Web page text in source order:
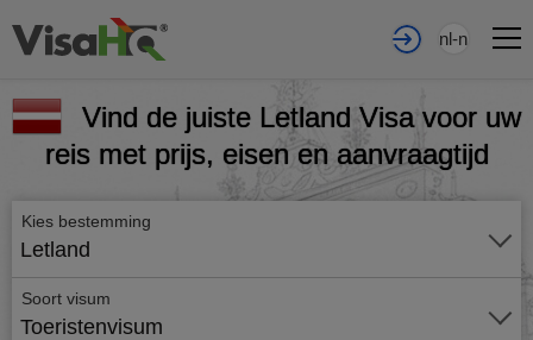
nl-nl
Vind de juiste Letland Visa voor uw
reis met prijs, eisen en aanvraagtijd
Kies bestemming
Letland
Soort visum
Toeristenvisum